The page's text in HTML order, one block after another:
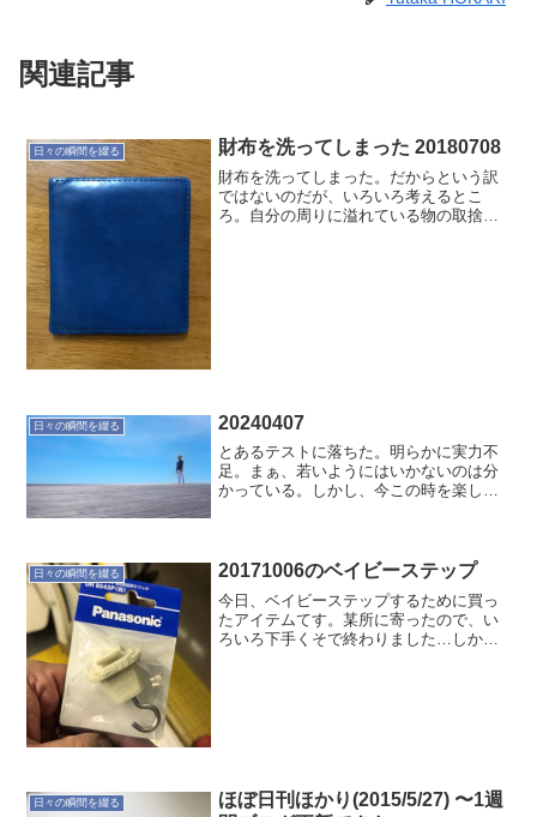
関連記事
日々の瞬間を綴る 財布を洗ってしまった 20180708
財布を洗ってしまった。だからという訳
ではないのだが、いろいろ考えるとこ
ろ。自分の周りに溢れている物の取捨選
日々の瞬間を綴る 20240407
とあるテストに落ちた。明らかに実力不
足。まぁ、若いようにはいかないのは分
かっている。しかし、今この時を楽しみ
日々の瞬間を綴る 20171006のベイビーステップ
今日、ベイビーステップするために買っ
たアイテムてす。某所に寄ったので、い
ろいろ下手くそで終わりました…しかも
日々の瞬間を綴る
ほぼ日刊ほかり(2015/5/27) 〜1週